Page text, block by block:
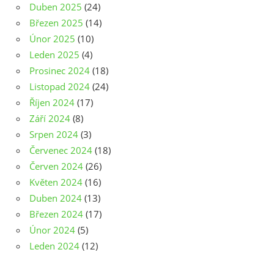
Duben 2025 (24)
Březen 2025 (14)
Únor 2025 (10)
Leden 2025 (4)
Prosinec 2024 (18)
Listopad 2024 (24)
Říjen 2024 (17)
Září 2024 (8)
Srpen 2024 (3)
Červenec 2024 (18)
Červen 2024 (26)
Květen 2024 (16)
Duben 2024 (13)
Březen 2024 (17)
Únor 2024 (5)
Leden 2024 (12)